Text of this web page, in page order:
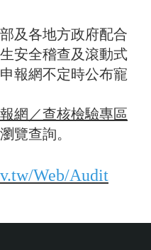
及各地方政府配合
安全稽查及滾動式
報網不定時公布寵
網／查核檢驗專區
覽查詢。
Web/Audit